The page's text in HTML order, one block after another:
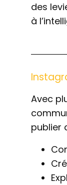
des
à
Avec
publier